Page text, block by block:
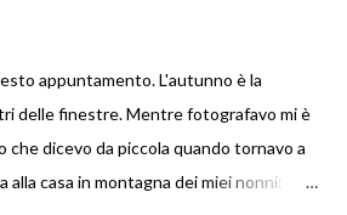
appuntamento. L'autunno è la
delle finestre. Mentre fotografavo mi è
dicevo da piccola quando tornavo a
alla casa in montagna dei miei nonni: